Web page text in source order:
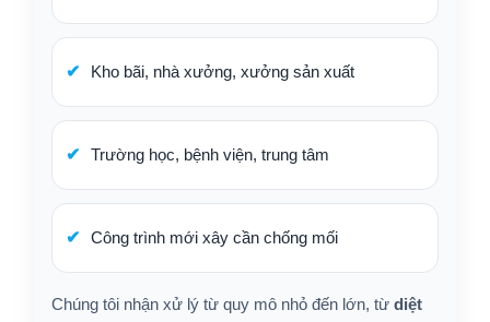
Kho bãi, nhà xưởng, xưởng sản xuất
Trường học, bệnh viện, trung tâm
Công trình mới xây cần chống mối
Chúng tôi nhận xử lý từ quy mô nhỏ đến lớn, từ diệt